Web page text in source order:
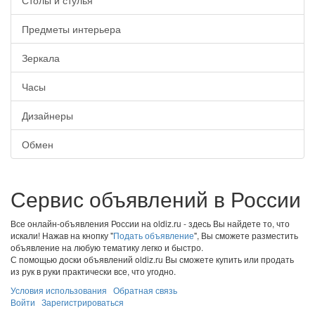
Предметы интерьера
Зеркала
Часы
Дизайнеры
Обмен
Сервис объявлений в России
Все онлайн-объявления России на oldiz.ru - здесь Вы найдете то, что
искали! Нажав на кнопку "Подать объявление", Вы сможете разместить
объявление на любую тематику легко и быстро.
С помощью доски объявлений oldiz.ru Вы сможете купить или продать
из рук в руки практически все, что угодно.
Условия использования Обратная связь
Войти Зарегистрироваться